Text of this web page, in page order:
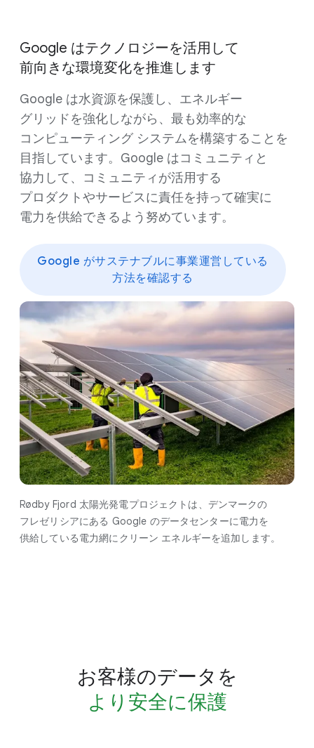
Google は​テクノロジーを​活用して​
前向きな​環境変化を​推進します
Google は​水資源を​保護し、​エネルギー
グリッドを​強化しながら、​最も​効率的な​
コンピューティング システムを​構築する​ことを​
目指しています。​Google は​コミュニティと​
協力して、​コミュニティが​活用する​
プロダクトや​サービスに​責任を​持って確実に​
電力を​供給できるよう​努めています。
Google が​サステナブルに​事業運営している​
方​法を​確認する
Rødby Fjord 太陽光発電プロジェクトは、​デンマークの​
フレゼリシアに​ある Google の​データセンターに​電力を​
供給している​電力網に​クリーン エネルギーを​追加します。
お客様の​データを
​より​安全に​保護